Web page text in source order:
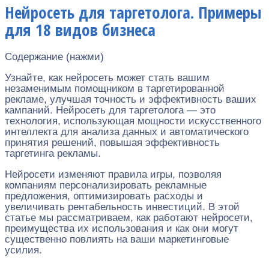
Нейросеть для таргетолога. Примеры
для 18 видов бизнеса
Содержание (нажми)
Узнайте, как нейросеть может стать вашим
незаменимым помощником в таргетированной
рекламе, улучшая точность и эффективность ваших
кампаний. Нейросеть для таргетолога — это
технология, использующая мощности искусственного
интеллекта для анализа данных и автоматического
принятия решений, повышая эффективность
таргетинга рекламы.
Нейросети изменяют правила игры, позволяя
компаниям персонализировать рекламные
предложения, оптимизировать расходы и
увеличивать рентабельность инвестиций. В этой
статье мы рассматриваем, как работают нейросети,
преимущества их использования и как они могут
существенно повлиять на ваши маркетинговые
усилия.